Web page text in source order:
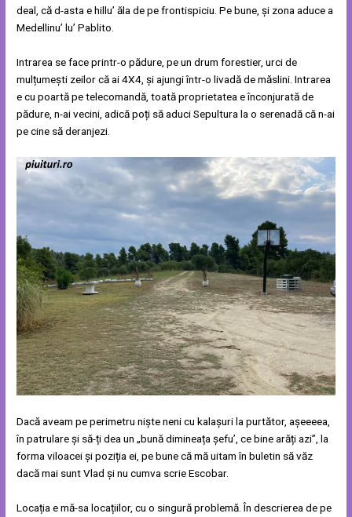
deal, că d-asta e hillu’ ăla de pe frontispiciu. Pe bune, și zona aduce a
Medellinu’ lu’ Pablito.
Intrarea se face printr-o pădure, pe un drum forestier, urci de
mulțumești zeilor că ai 4X4, și ajungi într-o livadă de măslini. Intrarea
e cu poartă pe telecomandă, toată proprietatea e înconjurată de
pădure, n-ai vecini, adică poți să aduci Sepultura la o serenadă că n-ai
pe cine să deranjezi.
Dacă aveam pe perimetru niște neni cu kalașuri la purtător, așeeeea,
în patrulare și să-ți dea un „bună dimineața șefu’, ce bine arăți azi”, la
forma viloacei și poziția ei, pe bune că mă uitam în buletin să văz
dacă mai sunt Vlad și nu cumva scrie Escobar.
Locația e mă-sa locațiilor, cu o singură problemă. În descrierea de pe